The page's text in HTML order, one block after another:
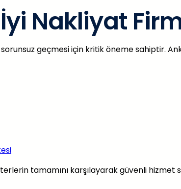
Nakliyat
geçmesi için kritik öneme sahiptir.
tamamını karşılayarak güvenli hizmet